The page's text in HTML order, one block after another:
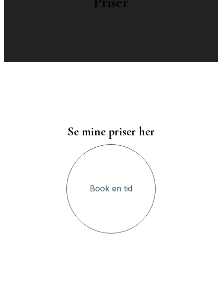
Se mine priser her
Book en tid